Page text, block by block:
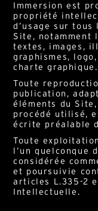
Immersion est
propriété
d’usage sur
Site, notamment
textes, images,
graphismes,
charte graphique.
Toute
publication,
éléments du
procédé utilisé,
écrite préalable
Toute
l’un quelconque
considérée
et poursuivie
articles L.335-2
Intellectuelle.